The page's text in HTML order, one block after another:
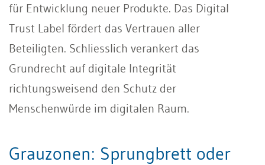
für Entwicklung neuer Produkte. Das Digital
Trust Label fördert das Vertrauen aller
Beteiligten. Schliesslich verankert das
Grundrecht auf digitale Integrität
richtungsweisend den Schutz der
Menschenwürde im digitalen Raum.
Grauzonen: Sprungbrett oder